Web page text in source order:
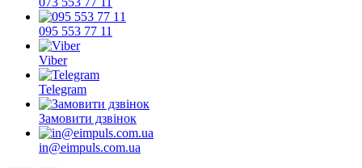
095 553 77 11
Viber
Telegram
Замовити дзвінок
in@eimpuls.com.ua